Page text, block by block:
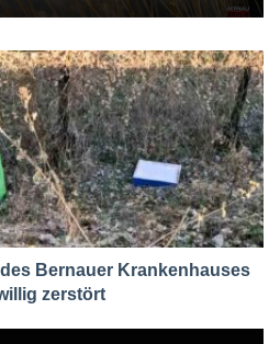
Bernauer Krankenhauses
zerstört